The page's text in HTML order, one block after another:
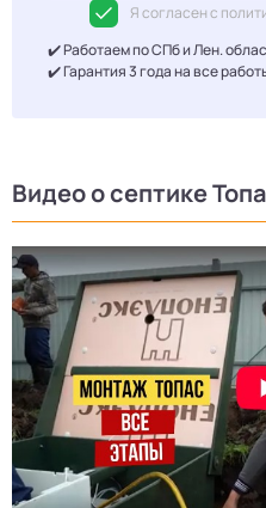
Я согласен с
✔️ Работаем по СПб и Лен.
✔️ Гарантия 3 года на все
Видео о септике